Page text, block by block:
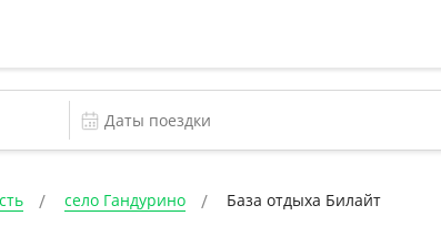
село Гандурино База отдыха Билайт